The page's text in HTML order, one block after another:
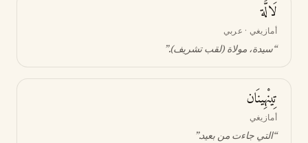
لَالَّة
أمازيغي · عربي
“سيدة، مولاة (لقب تشريف).”
تِينْهِينَان
أمازيغي
“التي جاءت من بعيد.”